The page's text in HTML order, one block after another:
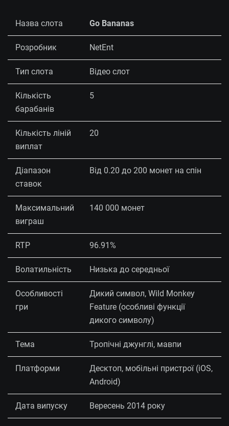
Назва слота Go Bananas
Розробник NetEnt
Тип слота Відео слот
Кількість
барабанів
5
Кількість ліній
виплат
20
Діапазон
ставок
Від 0.20 до 200 монет на спін
Максимальний
виграш
140 000 монет
RTP 96.91%
Волатильність Низька до середньої
Особливості
гри
Дикий символ, Wild Monkey
Feature (особливі функції
дикого символу)
Тема Тропічні джунглі, мавпи
Платформи
Десктоп, мобільні пристрої (iOS,
Android)
Дата випуску Вересень 2014 року